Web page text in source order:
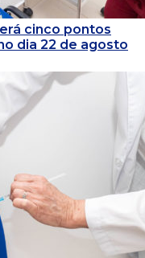
cinco pontos
dia 22 de agosto